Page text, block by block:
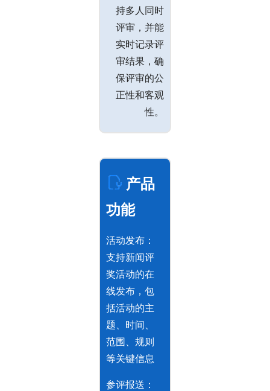
持多人同时
评审，并能
实时记录评
审结果，确
保评审的公
正性和客观
性。
产品
功能
活动发布：
支持新闻评
奖活动的在
线发布，包
括活动的主
题、时间、
范围、规则
等关键信息
参评报送：